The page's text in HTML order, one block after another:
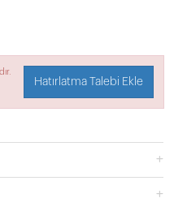
Hatırlatma Talebi Ekle